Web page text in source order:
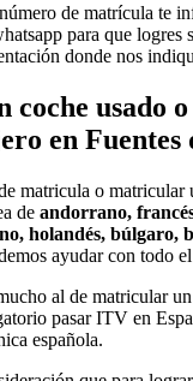
de matrícula te
para que logres
donde nos
usado o
en Fuentes
matricula o matricular
de andorrano,
holandés, búlgaro,
ayudar con todo
al de matricular
pasar ITV en
española.